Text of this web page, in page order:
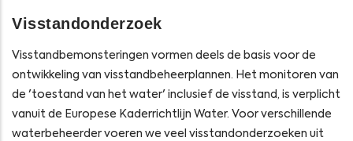
Visstandonderzoek
Visstandbemonsteringen vormen deels de basis voor de
ontwikkeling van visstandbeheerplannen. Het monitoren van
de 'toestand van het water' inclusief de visstand, is verplicht
vanuit de Europese Kaderrichtlijn Water. Voor verschillende
waterbeheerder voeren we veel visstandonderzoeken uit